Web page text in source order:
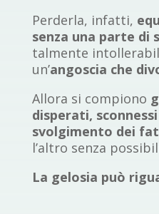
Perderla, infatti,
senza una parte di
talmente
un’angoscia che
Allora si compiono
disperati,
svolgimento dei
l’altro senza
La gelosia può